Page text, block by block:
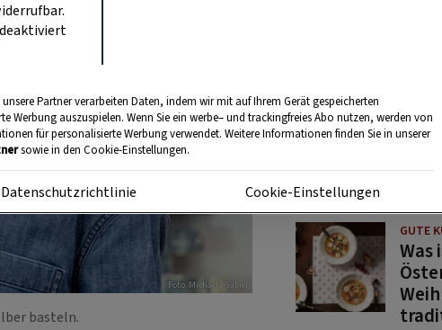
Foto: Michaela Gabler
basteln.
GUTE
11
GUTE
10
GUTE
Was
Partner verarbeiten Daten, indem wir mit auf Ihrem Gerät gespeicherten
Werbung auszuspielen. Wenn Sie ein werbe– und trackingfreies Abo nutzen, werden von
für personalisierte Werbung verwendet. Weitere Informationen finden Sie in unserer
sowie in den Cookie-Einstellungen.
Datenschutzrichtlinie Cookie-Einstellungen